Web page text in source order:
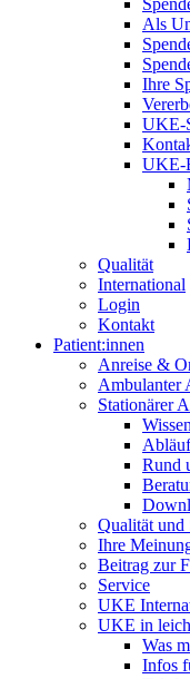
Als
Ihre
UKE-
UKE-
Qualität
International
Login
Kontakt
Patient:innen
Anreise &
Ambulanter
Stationärer
Rund
Qualität und
Ihre
Beitrag zur
Service
UKE
UKE in
Was
Infos